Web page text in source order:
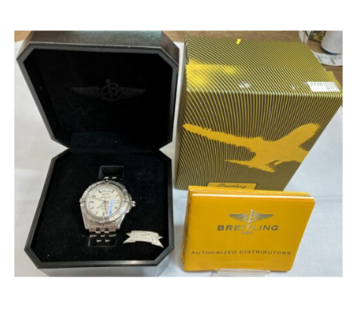
求人情報
English
公式